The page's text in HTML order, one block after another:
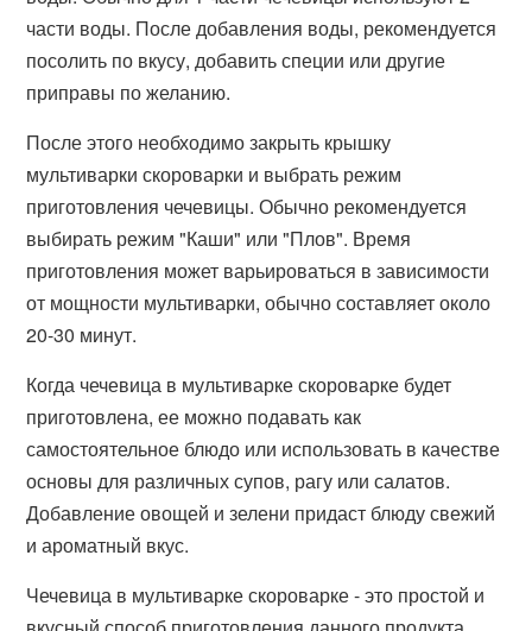
части воды. После добавления воды, рекомендуется
посолить по вкусу, добавить специи или другие
приправы по желанию.
После этого необходимо закрыть крышку
мультиварки скороварки и выбрать режим
приготовления чечевицы. Обычно рекомендуется
выбирать режим "Каши" или "Плов". Время
приготовления может варьироваться в зависимости
от мощности мультиварки, обычно составляет около
20-30 минут.
Когда чечевица в мультиварке скороварке будет
приготовлена, ее можно подавать как
самостоятельное блюдо или использовать в качестве
основы для различных супов, рагу или салатов.
Добавление овощей и зелени придаст блюду свежий
и ароматный вкус.
Чечевица в мультиварке скороварке - это простой и